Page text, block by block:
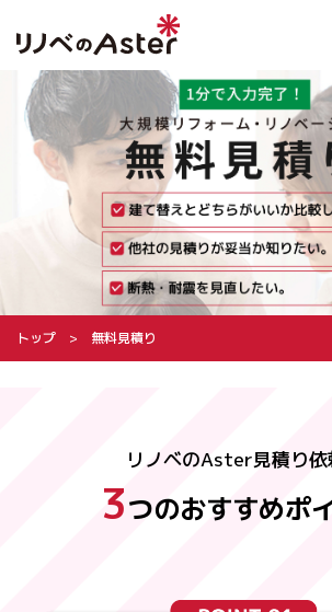
トップ 無料見積り
リノベのAster見積り依
3つのおすすめポ